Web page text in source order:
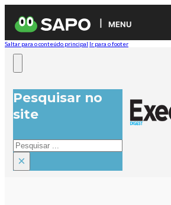
MENU
Saltar para o conteúdo principal Ir para o footer
Pesquisar no
site
Pesquisar
×